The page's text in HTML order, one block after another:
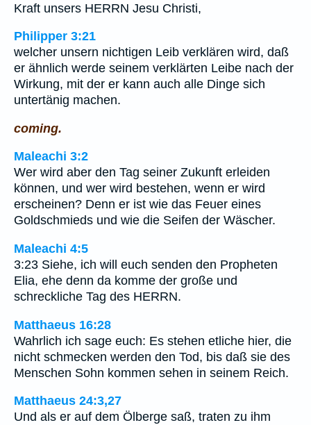
Kraft unsers HERRN Jesu Christi,
Philipper 3:21
welcher unsern nichtigen Leib verklären wird, daß
er ähnlich werde seinem verklärten Leibe nach der
Wirkung, mit der er kann auch alle Dinge sich
untertänig machen.
coming.
Maleachi 3:2
Wer wird aber den Tag seiner Zukunft erleiden
können, und wer wird bestehen, wenn er wird
erscheinen? Denn er ist wie das Feuer eines
Goldschmieds und wie die Seifen der Wäscher.
Maleachi 4:5
3:23 Siehe, ich will euch senden den Propheten
Elia, ehe denn da komme der große und
schreckliche Tag des HERRN.
Matthaeus 16:28
Wahrlich ich sage euch: Es stehen etliche hier, die
nicht schmecken werden den Tod, bis daß sie des
Menschen Sohn kommen sehen in seinem Reich.
Matthaeus 24:3,27
Und als er auf dem Ölberge saß, traten zu ihm